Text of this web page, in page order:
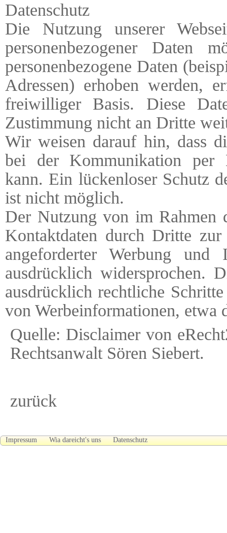
Datenschutz
Die Nutzung unserer
personenbezogener Daten
personenbezogene Daten
Adressen) erhoben werden,
freiwilliger Basis. Diese
Zustimmung nicht an Dritte
Wir weisen darauf hin, dass
bei der Kommunikation per
kann. Ein lückenloser Schutz
ist nicht möglich.
Der Nutzung von im Rahmen
Kontaktdaten durch Dritte
angeforderter Werbung und
ausdrücklich widersprochen.
ausdrücklich rechtliche
von Werbeinformationen, etwa
Quelle: Disclaimer von
RechtsanwaltSören Siebert.
zurück
Impressum Wia dareicht's uns Datenschutz